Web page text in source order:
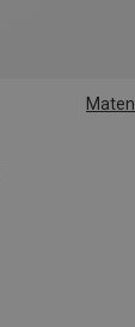
Maten